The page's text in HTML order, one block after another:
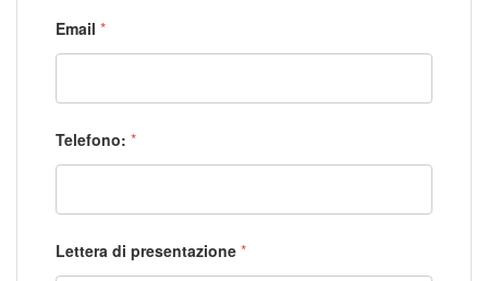
Email *
Telefono: *
Lettera di presentazione *